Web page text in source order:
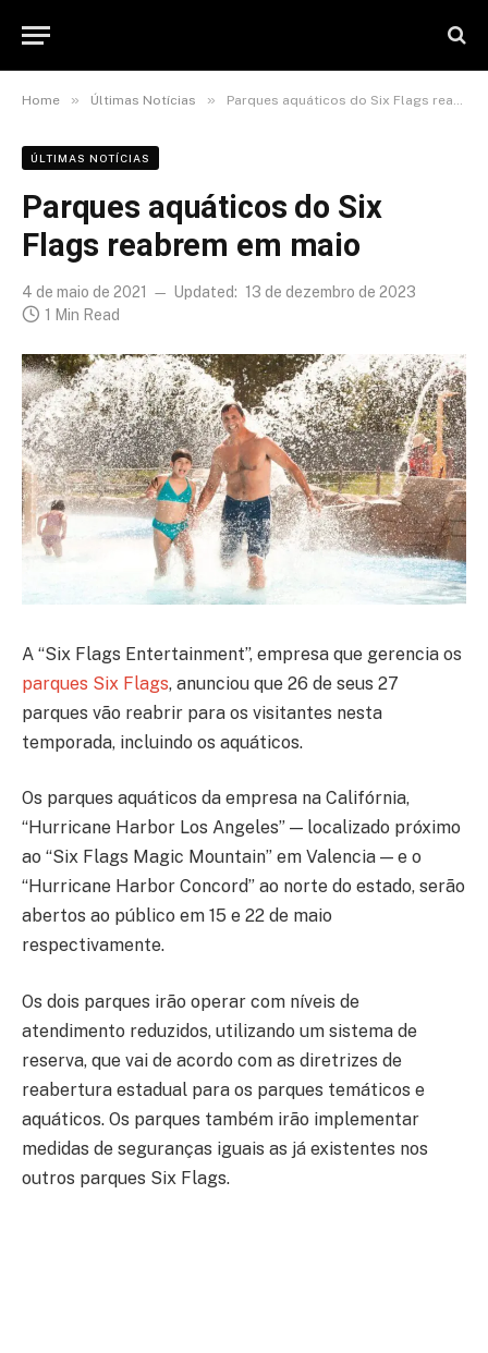
Home » Últimas Notícias » Parques aquáticos do Six Flags reabrem em maio
ÚLTIMAS NOTÍCIAS
Parques aquáticos do Six
Flags reabrem em maio
4 de maio de 2021 Updated: 13 de dezembro de 2023
1 Min Read
A “Six Flags Entertainment”, empresa que gerencia os
parques Six Flags, anunciou que 26 de seus 27
parques vão reabrir para os visitantes nesta
temporada, incluindo os aquáticos.
Os parques aquáticos da empresa na Califórnia,
“Hurricane Harbor Los Angeles” — localizado próximo
ao “Six Flags Magic Mountain” em Valencia — e o
“Hurricane Harbor Concord” ao norte do estado, serão
abertos ao público em 15 e 22 de maio
respectivamente.
Os dois parques irão operar com níveis de
atendimento reduzidos, utilizando um sistema de
reserva, que vai de acordo com as diretrizes de
reabertura estadual para os parques temáticos e
aquáticos. Os parques também irão implementar
medidas de seguranças iguais as já existentes nos
outros parques Six Flags.